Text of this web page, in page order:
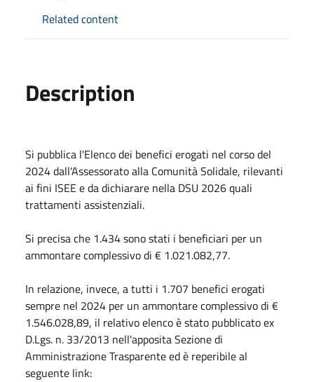
Related content
Description
Si pubblica l'Elenco dei benefici erogati nel corso del
2024 dall'Assessorato alla Comunità Solidale, rilevanti
ai fini ISEE e da dichiarare nella DSU 2026 quali
trattamenti assistenziali.
Si precisa che 1.434 sono stati i beneficiari per un
ammontare complessivo di € 1.021.082,77.
In relazione, invece, a tutti i 1.707 benefici erogati
sempre nel 2024 per un ammontare complessivo di €
1.546.028,89, il relativo elenco è stato pubblicato ex
D.Lgs. n. 33/2013 nell'apposita Sezione di
Amministrazione Trasparente ed è reperibile al
seguente link: